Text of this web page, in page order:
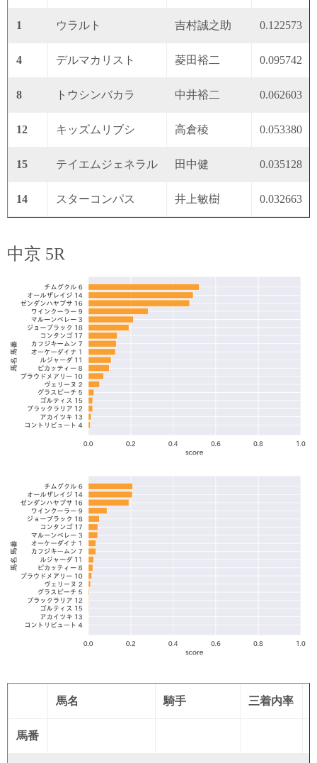
1 ウラルト 吉村誠之助 0.122573
4 デルマカリスト 菱田裕二 0.095742
8 トウシンバカラ 中井裕二 0.062603
12 キッズムリブシ 高倉稜 0.053380
15 テイエムジェネラル 田中健 0.035128
14 スターコンパス 井上敏樹 0.032663
中京 5R
馬名 騎手 三着内率
馬番